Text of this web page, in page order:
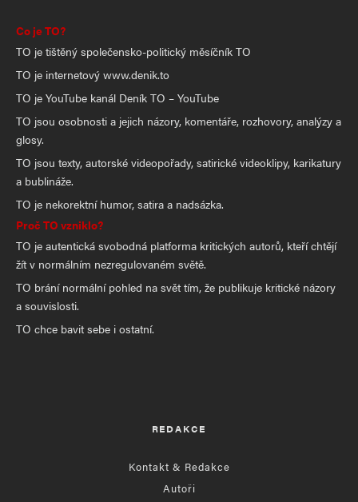
Co je TO?
TO je tištěný společensko-politický měsíčník TO
TO je internetový www.denik.to
TO je YouTube kanál Deník TO – YouTube
TO jsou osobnosti a jejich názory, komentáře, rozhovory, analýzy a
glosy.
TO jsou texty, autorské videopořady, satirické videoklipy, karikatury
a bublináže.
TO je nekorektní humor, satira a nadsázka.
Proč TO vzniklo?
TO je autentická svobodná platforma kritických autorů, kteří chtějí
žít v normálním nezregulovaném světě.
TO brání normální pohled na svět tím, že publikuje kritické názory
a souvislosti.
TO chce bavit sebe i ostatní.
REDAKCE
Kontakt & Redakce
Autoři